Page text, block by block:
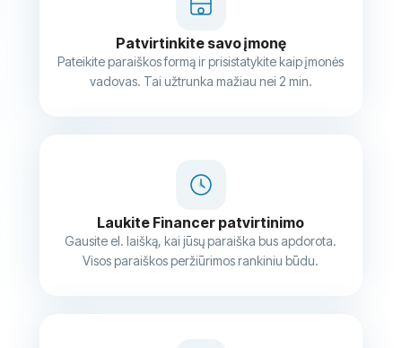
Patvirtinkite savo įmonę
Pateikite paraiškos formą ir prisistatykite kaip įmonės
vadovas. Tai užtrunka mažiau nei 2 min.
Laukite Financer patvirtinimo
Gausite el. laišką, kai jūsų paraiška bus apdorota.
Visos paraiškos peržiūrimos rankiniu būdu.